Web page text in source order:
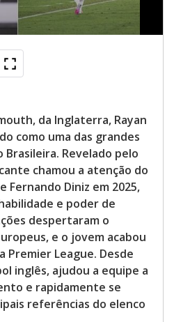
da Inglaterra, Rayan
como uma das grandes
Brasileira. Revelado pelo
chamou a atenção do
Fernando Diniz em 2025,
e poder de
despertaram o
e o jovem acabou
Premier League. Desde
inglês, ajudou a equipe a
e rapidamente se
referências do elenco